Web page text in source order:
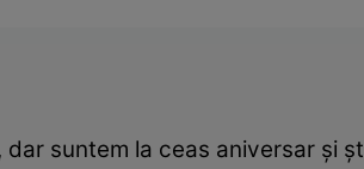
dar suntem la ceas aniversar și